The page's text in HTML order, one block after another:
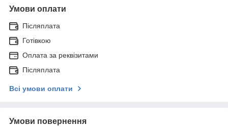
Умови оплати
Післяплата
Готівкою
Оплата за реквізитами
Післяплата
Всі умови оплати
Умови повернення